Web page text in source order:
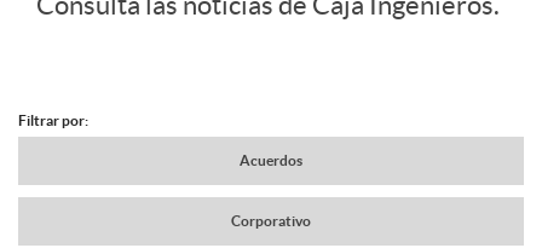
N
Filtrar por:
Acuerdos
Corporativo